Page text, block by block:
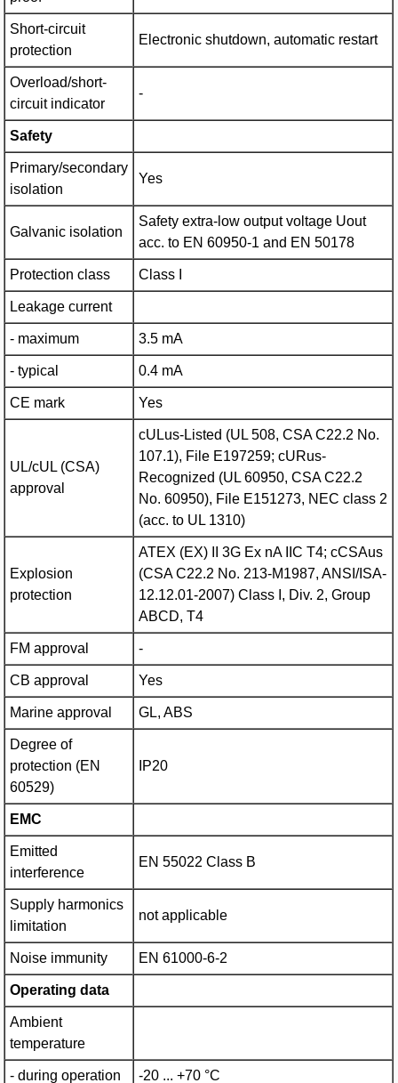
Short-circuit
protection
Electronic shutdown, automatic restart
Overload/short-
circuit indicator
-
Safety
Primary/secondary
isolation
Yes
Galvanic isolation
Safety extra-low output voltage Uout
acc. to EN 60950-1 and EN 50178
Protection class Class I
Leakage current
- maximum 3.5 mA
- typical 0.4 mA
CE mark Yes
UL/cUL (CSA)
approval
cULus-Listed (UL 508, CSA C22.2 No.
107.1), File E197259; cURus-
Recognized (UL 60950, CSA C22.2
No. 60950), File E151273, NEC class 2
(acc. to UL 1310)
Explosion
protection
ATEX (EX) II 3G Ex nA IIC T4; cCSAus
(CSA C22.2 No. 213-M1987, ANSI/ISA-
12.12.01-2007) Class I, Div. 2, Group
ABCD, T4
FM approval -
CB approval Yes
Marine approval GL, ABS
Degree of
protection (EN
60529)
IP20
EMC
Emitted
interference
EN 55022 Class B
Supply harmonics
limitation
not applicable
Noise immunity EN 61000-6-2
Operating data
Ambient
temperature
- during operation -20 ... +70 °C